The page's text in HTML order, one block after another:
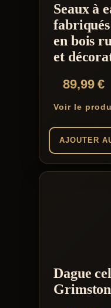
Seaux à
en bois
et
89,99€
Voir le
AJOUTER
Dague
Grimston